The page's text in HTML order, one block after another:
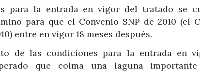
para la entrada en vigor del tratado se
para que el Convenio SNP de 2010 (el
entre en vigor 18 meses después.
de las condiciones para la entrada en
que colma una laguna